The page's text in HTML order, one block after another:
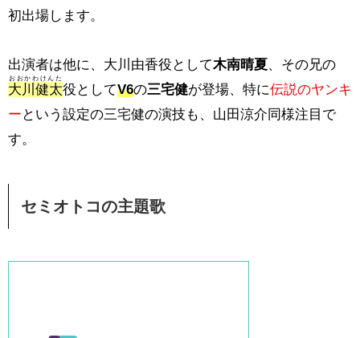
初出場します。
出演者は他に、大川由香役として木南晴夏 、その兄の
大川健太
おおかわけんた
役としてV6の三宅健が登場、特に伝説のヤンキ
ー という設定の三宅健の演技も、山田涼介同様注目で
す。
セミオトコの主題歌